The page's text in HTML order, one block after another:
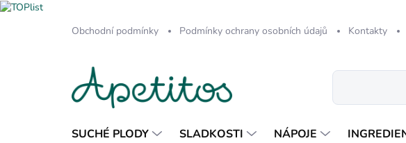
Obchodní podmínky Podmínky ochrany osobních údajů Kontakty
SUCHÉ PLODY SLADKOSTI NÁPOJE